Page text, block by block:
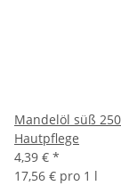
Mandelöl süß
Hautpflege
4,39 € *
17,56 € pro 1 l